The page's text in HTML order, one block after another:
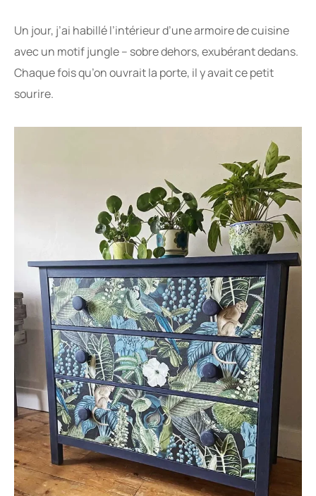
Un jour, j’ai habillé l’intérieur d’une armoire de cuisine
avec un motif jungle – sobre dehors, exubérant dedans.
Chaque fois qu’on ouvrait la porte, il y avait ce petit
sourire.